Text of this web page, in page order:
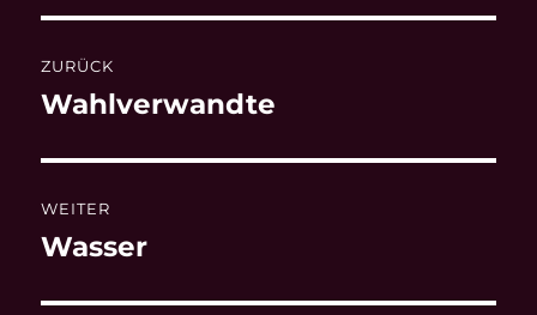
ZURÜCK
Vorheriger
Wahlverwandte
WEITER
Nächster
Wasser